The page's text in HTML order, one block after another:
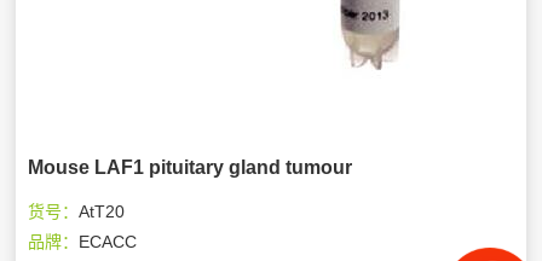
Mouse LAF1 pituitary gland tumour
货号：AtT20
品牌： ECACC